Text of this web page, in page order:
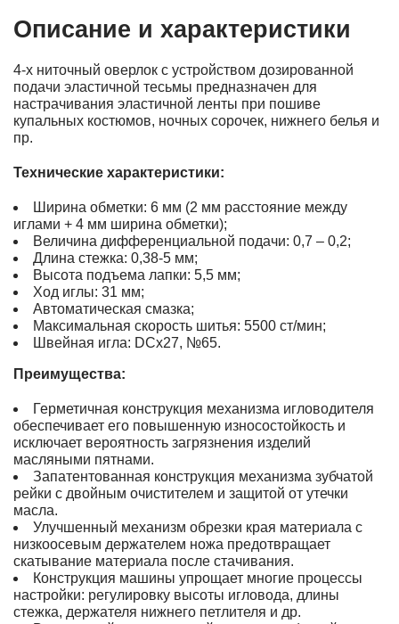
Описание и характеристики
4-х ниточный оверлок с устройством дозированной
подачи эластичной тесьмы предназначен для
настрачивания эластичной ленты при пошиве
купальных костюмов, ночных сорочек, нижнего белья и
пр.
Технические характеристики:
Ширина обметки: 6 мм (2 мм расстояние между
иглами + 4 мм ширина обметки);
Величина дифференциальной подачи: 0,7 – 0,2;
Длина стежка: 0,38-5 мм;
Высота подъема лапки: 5,5 мм;
Ход иглы: 31 мм;
Автоматическая смазка;
Максимальная скорость шитья: 5500 ст/мин;
Швейная игла: DСx27, №65.
Преимущества:
Герметичная конструкция механизма игловодителя
обеспечивает его повышенную износостойкость и
исключает вероятность загрязнения изделий
масляными пятнами.
Запатентованная конструкция механизма зубчатой
рейки с двойным очистителем и защитой от утечки
масла.
Улучшенный механизм обрезки края материала с
низкоосевым держателем ножа предотвращает
скатывание материала после стачивания.
Конструкция машины упрощает многие процессы
настройки: регулировку высоты игловода, длины
стежка, держателя нижнего петлителя и др.